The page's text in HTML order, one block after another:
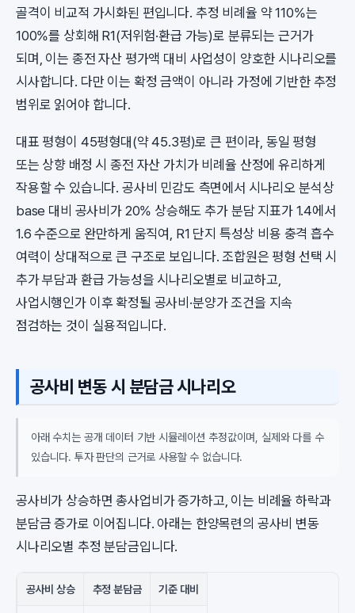
골격이 비교적 가시화된 편입니다. 추정 비례율 약 110%는
100%를 상회해 R1(저위험·환급 가능)로 분류되는 근거가
되며, 이는 종전 자산 평가액 대비 사업성이 양호한 시나리오를
시사합니다. 다만 이는 확정 금액이 아니라 가정에 기반한 추정
범위로 읽어야 합니다.
대표 평형이 45평형대(약 45.3평)로 큰 편이라, 동일 평형
또는 상향 배정 시 종전 자산 가치가 비례율 산정에 유리하게
작용할 수 있습니다. 공사비 민감도 측면에서 시나리오 분석상
base 대비 공사비가 20% 상승해도 추가 분담 지표가 1.4에서
1.6 수준으로 완만하게 움직여, R1 단지 특성상 비용 충격 흡수
여력이 상대적으로 큰 구조로 보입니다. 조합원은 평형 선택 시
추가 부담과 환급 가능성을 시나리오별로 비교하고,
사업시행인가 이후 확정될 공사비·분양가 조건을 지속
점검하는 것이 실용적입니다.
공사비 변동 시 분담금 시나리오
아래 수치는 공개 데이터 기반 시뮬레이션 추정값이며, 실제와 다를 수
있습니다. 투자 판단의 근거로 사용할 수 없습니다.
공사비가 상승하면 총사업비가 증가하고, 이는 비례율 하락과
분담금 증가로 이어집니다. 아래는 한양목련의 공사비 변동
시나리오별 추정 분담금입니다.
공사비 상승 추정 분담금 기준 대비